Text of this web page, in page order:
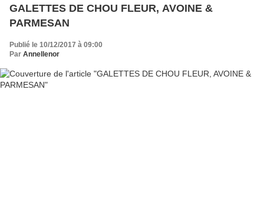
GALETTES DE CHOU FLEUR, AVOINE &
PARMESAN
Publié le 10/12/2017 à 09:00
Par Annellenor